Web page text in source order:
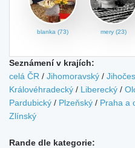
blanka (73) mery (23)
Seznámení v krajích:
celá ČR / Jihomoravský /
Královéhradecký / Liberecký /
Pardubický / Plzeňský / Praha a
Zlínský
Rande dle kategorie: